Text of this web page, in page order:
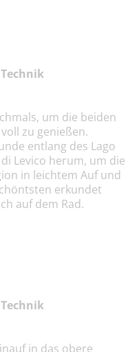
Technik
um die beiden
zu genießen.
entlang des Lago
Levico herum, um die
in leichtem Auf und
erkundet
auf dem Rad.
Technik
in das obere